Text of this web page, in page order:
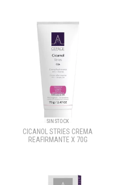
SIN STOCK
CICANOL STRIES CREMA
REAFIRMANTE X 70G